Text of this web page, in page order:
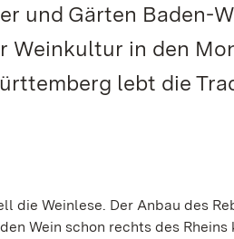
und Gärten Baden-
Weinkultur in den
lebt die
die Weinlese. Der Anbau des
Wein schon rechts des